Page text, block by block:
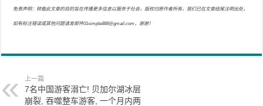
免责声明：转载此文章的目的旨在传播更多信息以服务于社会，版权归原作者所有，我们已在文章结尾注明出处，
如有标注错误或其他问题请发邮件01simple888@gmail.com，谢谢！
上一篇
7名中国游客溺亡! 贝加尔湖冰层
崩裂, 吞噬整车游客, 一个月内两